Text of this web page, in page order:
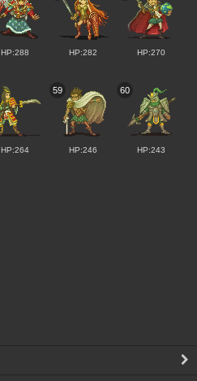
HP:288 HP:282 HP:270
HP:264
59
HP:246
60
HP:243